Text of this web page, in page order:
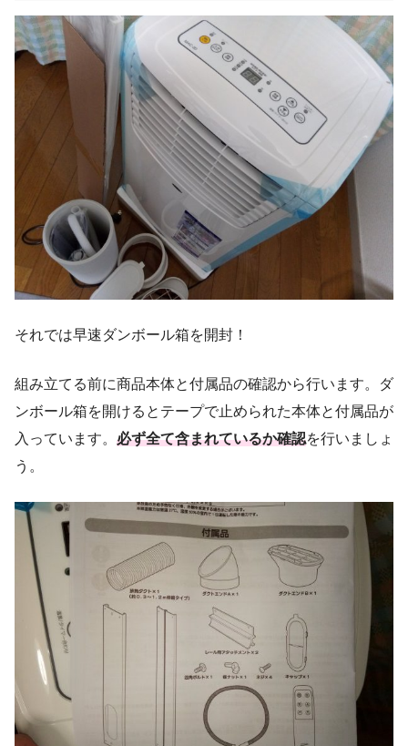
それでは早速ダンボール箱を開封！
組み立てる前に商品本体と付属品の確認から行います。ダ
ンボール箱を開けるとテープで止められた本体と付属品が
入っています。 必ず全て含まれているか確認を行いましょ
う。